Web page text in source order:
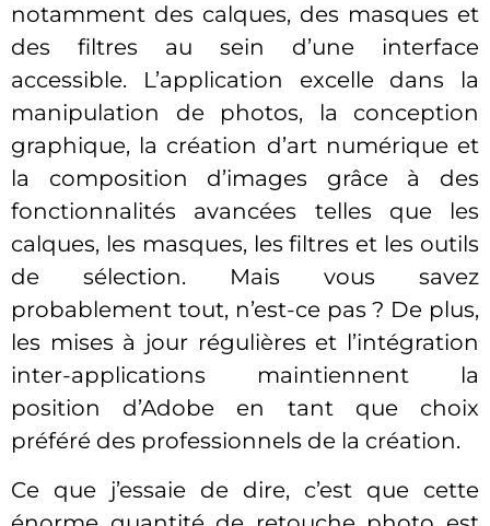
notamment des calques, des masques et
des filtres au sein d’une interface
accessible. L’application excelle dans la
manipulation de photos, la conception
graphique, la création d’art numérique et
la composition d’images grâce à des
fonctionnalités avancées telles que les
calques, les masques, les filtres et les outils
de sélection. Mais vous savez
probablement tout, n’est-ce pas ? De plus,
les mises à jour régulières et l’intégration
inter-applications maintiennent la
position d’Adobe en tant que choix
préféré des professionnels de la création.
Ce que j’essaie de dire, c’est que cette